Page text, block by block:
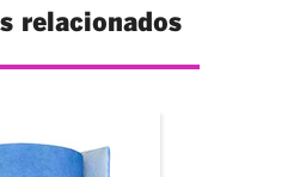
relacionados